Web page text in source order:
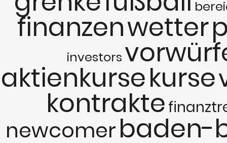
finanzenwetter
investors
aktienkursekurse
kontrakte
newcomerbaden-